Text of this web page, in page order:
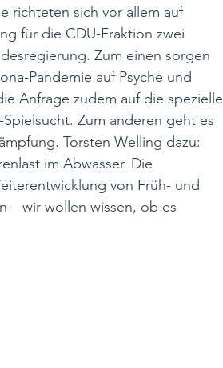
richteten sich vor allem auf
für die CDU-Fraktion zwei
Zum einen sorgen
Pandemie auf Psyche und
Anfrage zudem auf die spezielle
Zum anderen geht es
Torsten Welling dazu:
im Abwasser. Die
von Früh- und
– wir wollen wissen, ob es